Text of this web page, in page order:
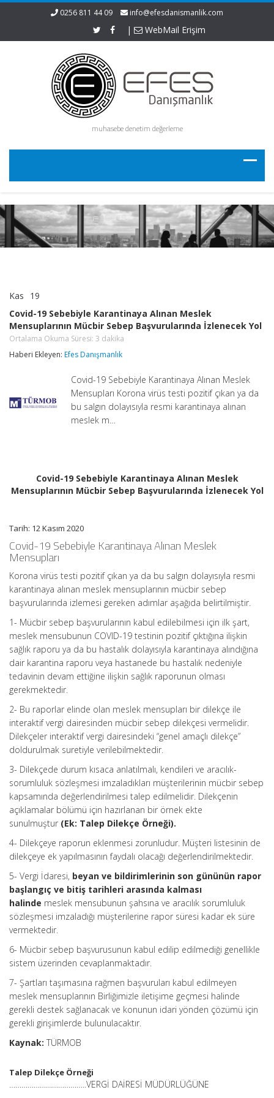
0256 811 44 09 info@efesdanismanlik.com
| WebMail Erişim
muhasebe denetim değerleme
Kas 19
Sebebiyle
Karantinaya
Alınan
Mensuplarının
Sebep
Başvurularında
İzlenecek
Yol
Ortalama
Covid-19 Sebebiyle Karantinaya Alınan Meslek
Mensuplarının Mücbir Sebep Başvurularında İzlenecek Yol
Ortalama Okuma Süresi: 3 dakika
Haberi Ekleyen: Efes Danışmanlık
Covid-19 Sebebiyle Karantinaya Alınan Meslek
Mensupları Korona virüs testi pozitif çıkan ya da
bu salgın dolayısıyla resmi karantinaya alınan
meslek m…
Covid-19 Sebebiyle Karantinaya Alınan Meslek
Mensuplarının Mücbir Sebep Başvurularında İzlenecek Yol
Tarih: 12 Kasım 2020
Covid-19 Sebebiyle Karantinaya Alınan Meslek
Mensupları
Korona virüs testi pozitif çıkan ya da bu salgın dolayısıyla resmi
karantinaya alınan meslek mensuplarının mücbir sebep
başvurularında izlemesi gereken adımlar aşağıda belirtilmiştir.
1- Mücbir sebep başvurularının kabul edilebilmesi için ilk şart,
meslek mensubunun COVID-19 testinin pozitif çıktığına ilişkin
sağlık raporu ya da bu hastalık dolayısıyla karantinaya alındığına
dair karantina raporu veya hastanede bu hastalık nedeniyle
tedavinin devam ettiğine ilişkin sağlık raporunun olması
gerekmektedir.
2- Bu raporlar elinde olan meslek mensupları bir dilekçe ile
interaktif vergi dairesinden mücbir sebep dilekçesi vermelidir.
Dilekçeler interaktif vergi dairesindeki “genel amaçlı dilekçe”
doldurulmak suretiyle verilebilmektedir.
3- Dilekçede durum kısaca anlatılmalı, kendileri ve aracılık-
sorumluluk sözleşmesi imzaladıkları müşterilerinin mücbir sebep
kapsamında değerlendirilmesi talep edilmelidir. Dilekçenin
açıklamalar bölümü için hazırlanan bir örnek ekte
sunulmuştur (Ek: Talep Dilekçe Örneği).
4- Dilekçeye raporun eklenmesi zorunludur. Müşteri listesinin de
dilekçeye ek yapılmasının faydalı olacağı değerlendirilmektedir.
5- Vergi İdaresi, beyan ve bildirimlerinin son gününün rapor
başlangıç ve bitiş tarihleri arasında kalması
halinde meslek mensubunun şahsına ve aracılık sorumluluk
sözleşmesi imzaladığı müşterilerine rapor süresi kadar ek süre
vermektedir.
6- Mücbir sebep başvurusunun kabul edilip edilmediği genellikle
sistem üzerinden cevaplanmaktadır.
7- Şartları taşımasına rağmen başvuruları kabul edilmeyen
meslek mensuplarının Birliğimizle iletişime geçmesi halinde
gerekli destek sağlanacak ve konunun idari yönden çözümü için
gerekli girişimlerde bulunulacaktır.
Kaynak: TÜRMOB
Talep Dilekçe Örneği
………………………………..VERGİ DAİRESİ MÜDÜRLÜĞÜNE